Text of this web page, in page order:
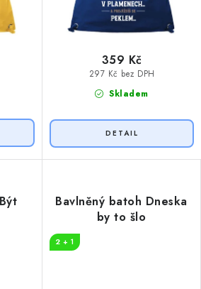
Skladem
297 Kč bez DPH
359 Kč
Bavlněný batoh Dneska
by to šlo
2 + 1